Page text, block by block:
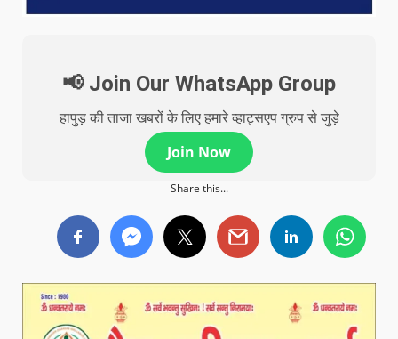
📢 Join Our WhatsApp Group
हापुड़ की ताजा खबरों के लिए हमारे व्हाट्सएप ग्रुप से जुड़े
Join Now
Share this...